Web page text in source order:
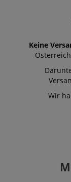
Keine
Wir